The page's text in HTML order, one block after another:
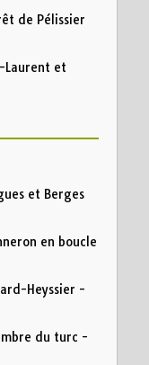
de Pélissier
Laurent et
et Berges
en boucle
Heyssier -
du turc -